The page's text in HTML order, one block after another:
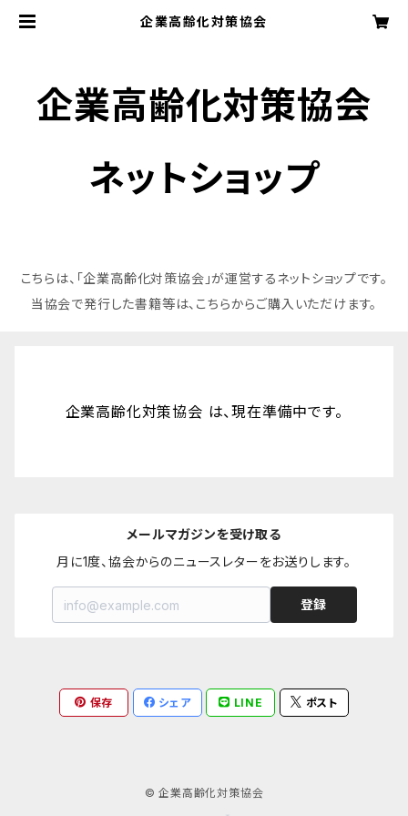
企業高齢化対策協会
企業高齢化対策協会
ネットショップ
こちらは、「企業高齢化対策協会」が運営するネットショップです。
当協会で発行した書籍等は、こちらからご購入いただけます。
企業高齢化対策協会 は、現在準備中です。
メールマガジンを受け取る
月に1度、協会からのニュースレターをお送りします。
登録
保存 シェア LINE ポスト
© 企業高齢化対策協会